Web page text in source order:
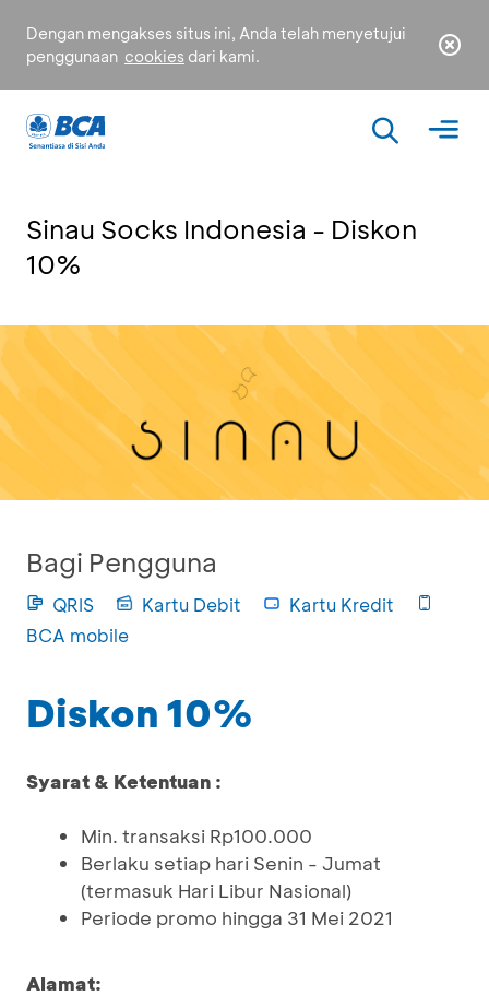
Dengan mengakses situs ini, Anda telah menyetujui
penggunaan cookies dari kami.
Sinau Socks Indonesia - Diskon
10%
Bagi Pengguna
QRIS Kartu Debit
Kartu Kredit
BCA mobile
Diskon 10%
Syarat & Ketentuan :
Min. transaksi Rp100.000
Berlaku setiap hari Senin - Jumat
(termasuk Hari Libur Nasional)
Periode promo hingga 31 Mei 2021
Alamat: